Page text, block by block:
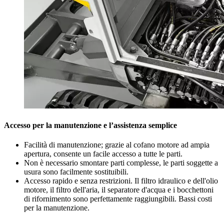
Accesso per la manutenzione e l’assistenza semplice
Facilità di manutenzione; grazie al cofano motore ad ampia
apertura, consente un facile accesso a tutte le parti.
Non è necessario smontare parti complesse, le parti soggette a
usura sono facilmente sostituibili.
Accesso rapido e senza restrizioni. Il filtro idraulico e dell'olio
motore, il filtro dell'aria, il separatore d'acqua e i bocchettoni
di rifornimento sono perfettamente raggiungibili. Bassi costi
per la manutenzione.